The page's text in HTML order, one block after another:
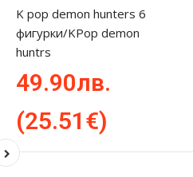
K pop demon hunters 6
фигурки/KPop demon
huntrs
49.90лв.
(25.51€)